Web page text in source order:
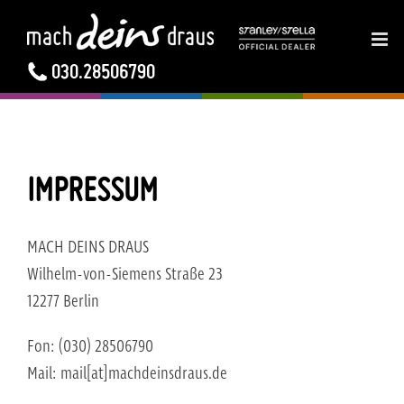
INHALT
SPRINGEN030.28506790
IMPRESSUM
MACH DEINS DRAUS
Wilhelm-von-Siemens Straße 23
12277 Berlin
Fon: (030) 28506790
Mail: mail[at]machdeinsdraus.de